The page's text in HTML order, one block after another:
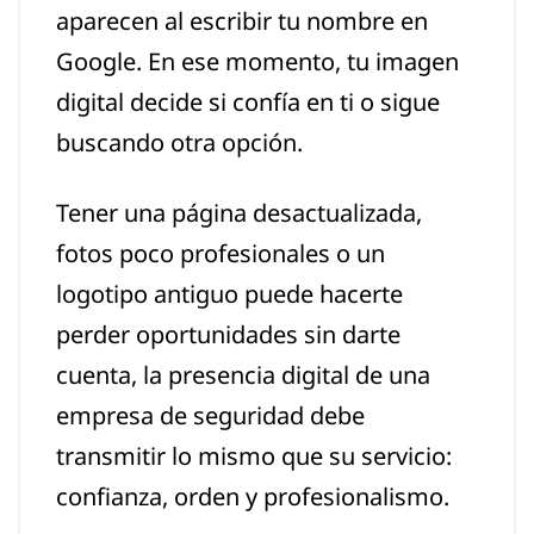
aparecen al escribir tu nombre en
Google. En ese momento, tu imagen
digital decide si confía en ti o sigue
buscando otra opción.
Tener una página desactualizada,
fotos poco profesionales o un
logotipo antiguo puede hacerte
perder oportunidades sin darte
cuenta, la presencia digital de una
empresa de seguridad debe
transmitir lo mismo que su servicio:
confianza, orden y profesionalismo.